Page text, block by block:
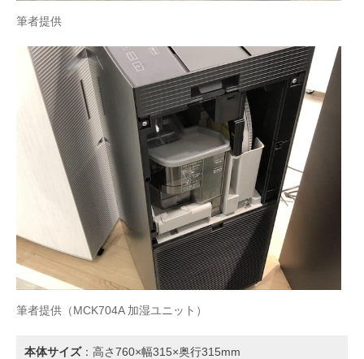
筆者提供
筆者提供（MCK704A 加湿ユニット）
本体サイズ：高さ760×幅315×奥行315mm